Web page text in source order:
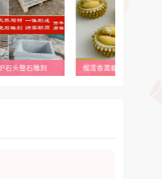
石头整石雕刻 榴莲香薰蜡烛【全店满39